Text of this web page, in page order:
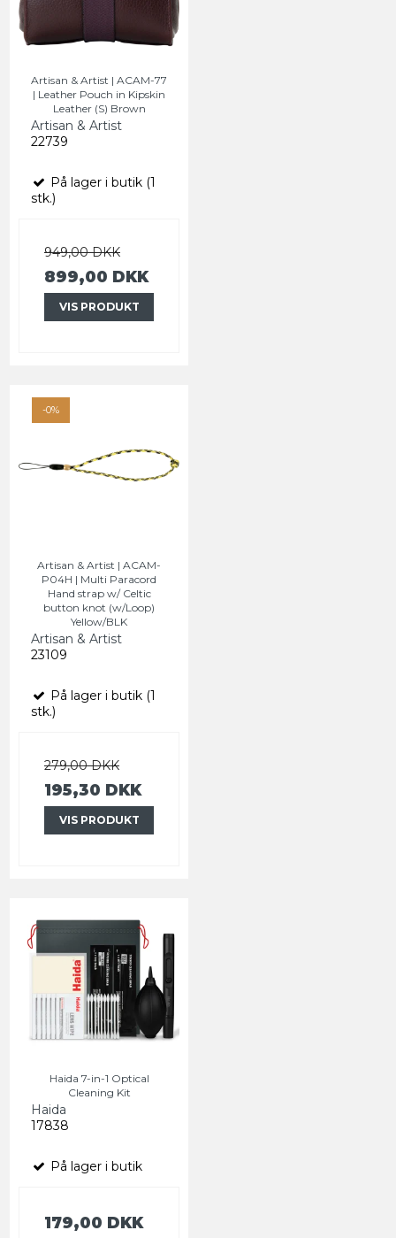
Artisan & Artist | ACAM-77
| Leather Pouch in Kipskin
Leather (S) Brown
Artisan & Artist
22739
På lager i butik (1
stk.)
949,00 DKK
899,00 DKK
VIS PRODUKT
-0%
Artisan & Artist | ACAM-
P04H | Multi Paracord
Hand strap w/ Celtic
button knot (w/Loop)
Yellow/BLK
Artisan & Artist
23109
På lager i butik (1
stk.)
279,00 DKK
195,30 DKK
VIS PRODUKT
Haida 7-in-1 Optical
Cleaning Kit
Haida
17838
På lager i butik
179,00 DKK